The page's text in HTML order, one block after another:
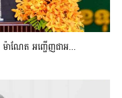
ាណែត អញ្ជើញជាអ...